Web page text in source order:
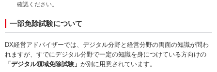
確認ください。
一部免除試験について
DX経営アドバイザーでは、デジタル分野と経営分野の両面の知識が問わ
れますが、すでにデジタル分野で一定の知識を身につけている方向けの
「デジタル領域免除試験」 が別に用意されています。